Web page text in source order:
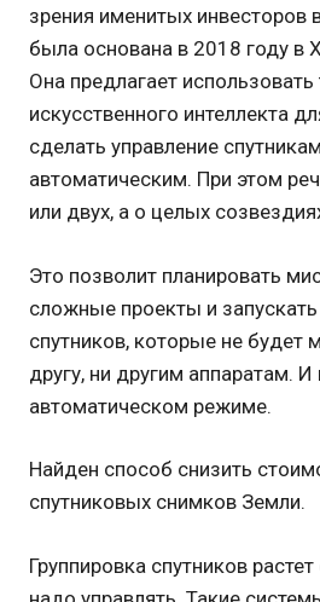
зрения именитых инвесторов
была основана в 2018 году
Она предлагает
искусственного интеллекта
сделать управление
автоматическим. При этом
или двух, а о целых
Это позволит планировать
сложные проекты и
спутников, которые не будет
другу, ни другим аппаратам. И
автоматическом режиме.
Найден способ снизить
спутниковых снимков Земли.
Группировка спутников